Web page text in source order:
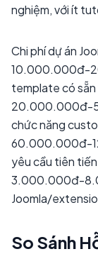
nghiệm, với ít
Chi phí dự án
10.000.000đ-
template có sẵn
20.000.000đ-
chức năng
60.000.000đ-
yêu cầu tiên
3.000.000đ-
Joomla/
So Sánh